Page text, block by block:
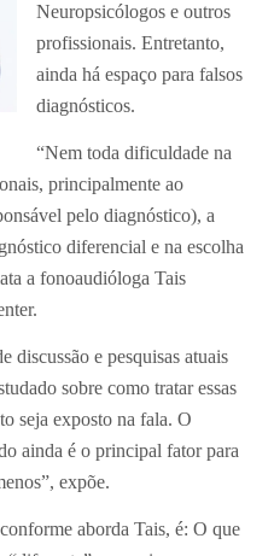
Neuropsicólogos e outros
profissionais. Entretanto,
ainda há espaço para falsos
diagnósticos.
“Nem toda dificuldade na
principalmente ao
pelo diagnóstico), a
diferencial e na escolha
a fonoaudióloga Tais
discussão e pesquisas atuais
sobre como tratar essas
seja exposto na fala. O
ainda é o principal fator para
expõe.
aborda Tais, é: O que